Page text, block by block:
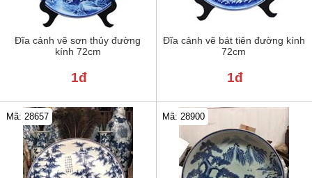
Đĩa cảnh vẽ sơn thủy đường
kính 72cm
1đ
Đĩa cảnh vẽ bát tiên đường kính
72cm
1đ
Mã: 28657 Mã: 28900